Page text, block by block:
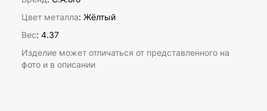
Цвет металла: Жёлтый
Вес: 4.37
Изделие может отличаться от представленного на
фото и в описании